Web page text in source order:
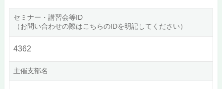
セミナー・講習会等ID
（お問い合わせの際はこちらのIDを明記してください）
4362
主催支部名